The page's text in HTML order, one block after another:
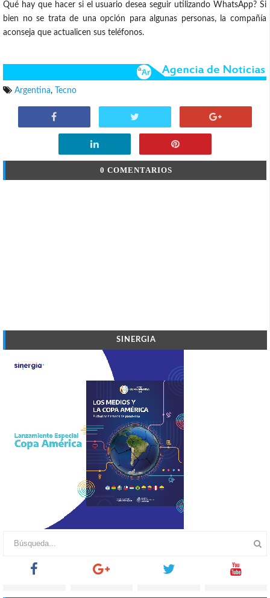
Qué hay que hacer si el usuario desea seguir utilizando WhatsApp? Si
bien no se trata de una opción para algunas personas, la compañía
aconseja que actualicen sus teléfonos.
Argentina, Tecno
0 COMENTARIOS
SINERGIA